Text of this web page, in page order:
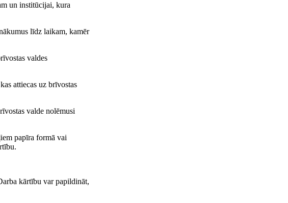
un institūcijai, kura
līdz laikam, kamēr
valdes
attiecas uz brīvostas
valde nolēmusi
papīra formā vai
kārtību var papildināt,